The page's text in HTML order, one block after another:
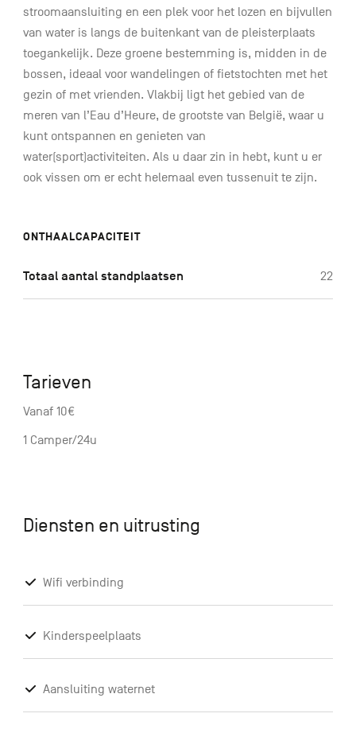
stroomaansluiting en een plek voor het lozen en bijvullen
van water is langs de buitenkant van de pleisterplaats
toegankelijk. Deze groene bestemming is, midden in de
bossen, ideaal voor wandelingen of fietstochten met het
gezin of met vrienden. Vlakbij ligt het gebied van de
meren van l’Eau d’Heure, de grootste van België, waar u
kunt ontspannen en genieten van
water(sport)activiteiten. Als u daar zin in hebt, kunt u er
ook vissen om er echt helemaal even tussenuit te zijn.
ONTHAALCAPACITEIT
Totaal aantal standplaatsen 22
Tarieven
Vanaf 10€
1 Camper/24u
Diensten en uitrusting
Wifi verbinding
Kinderspeelplaats
Aansluiting waternet